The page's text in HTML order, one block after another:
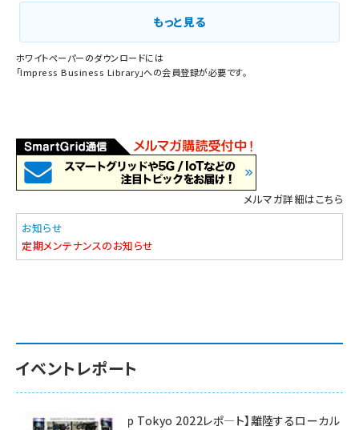
もっと見る
ホワイトペーパーのダウンロードには
「Impress Business Library」への会員登録が必要です。
メルマガ詳細はこちら
お知らせ
定期メンテナンスのお知らせ
イベントレポート
【Interop Tokyo 2022レポ—ト】離陸するローカル